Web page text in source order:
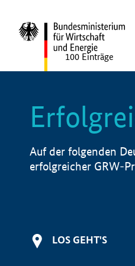
100 Einträge
Auf der folgenden
erfolgreicher GRW-
LOS GEHT'S